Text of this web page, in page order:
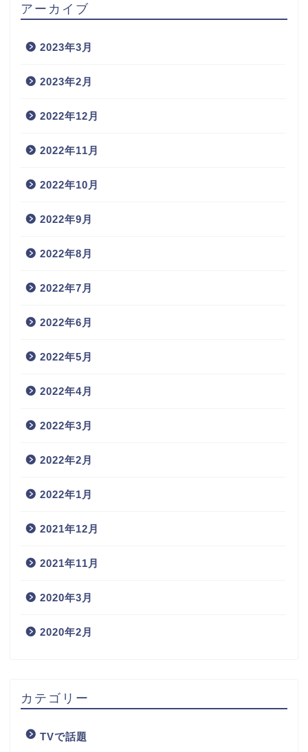
アーカイブ
2023年3月
2023年2月
2022年12月
2022年11月
2022年10月
2022年9月
2022年8月
2022年7月
2022年6月
2022年5月
2022年4月
2022年3月
2022年2月
2022年1月
2021年12月
2021年11月
2020年3月
2020年2月
カテゴリー
TVで話題